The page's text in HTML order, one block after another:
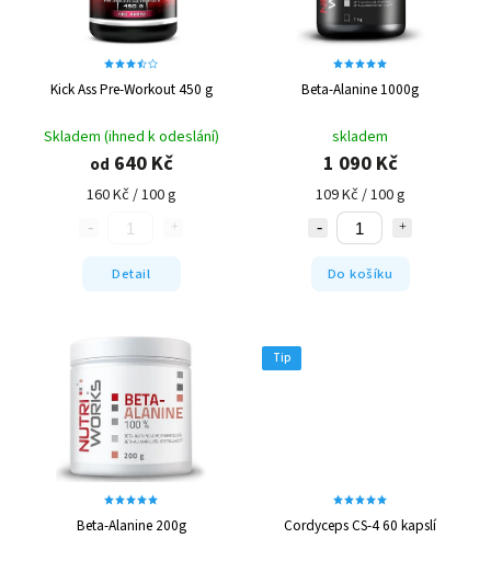
Kick Ass Pre-Workout 450 g
Skladem (ihned k odeslání)
od 640 Kč
160 Kč / 100 g
Detail
Beta-Alanine 1000g
skladem
1 090 Kč
109 Kč / 100 g
Do košíku
Beta-Alanine 200g
Tip
Cordyceps CS-4 60 kapslí